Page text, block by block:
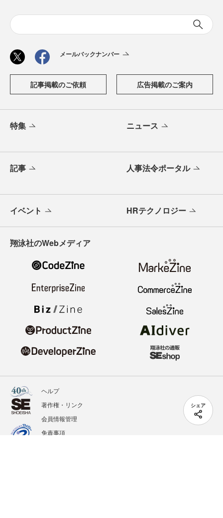
シェア
メールバックナンバー
記事掲載のご依頼 広告掲載のご案内
特集 ニュース
記事 人事法令ポータル
イベント HRテクノロジー
翔泳社のWebメディア
ヘルプ
著作権・リンク
会員情報管理
免責事項